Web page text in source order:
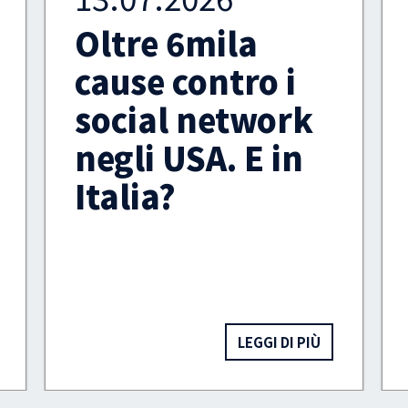
Video intimi
diffusi senza
consenso:
100mila euro
alla vittima
LEGGI DI PIÙ